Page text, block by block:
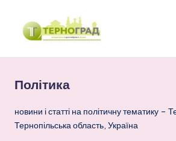
Перейти
р
н
о
цікаво
Політика
новини і статті на політичну тематику –
Тернопільська область, Україна